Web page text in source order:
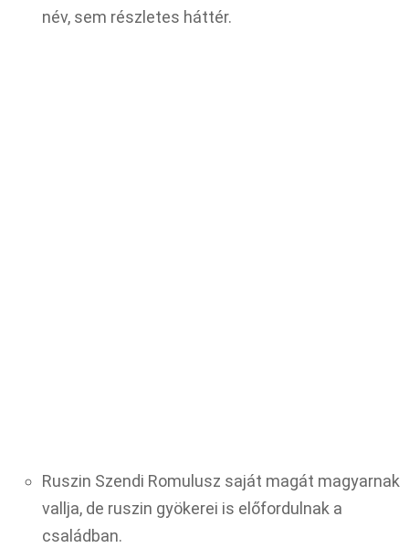
név, sem részletes háttér.
Ruszin Szendi Romulusz saját magát magyarnak
vallja, de ruszin gyökerei is előfordulnak a
családban.